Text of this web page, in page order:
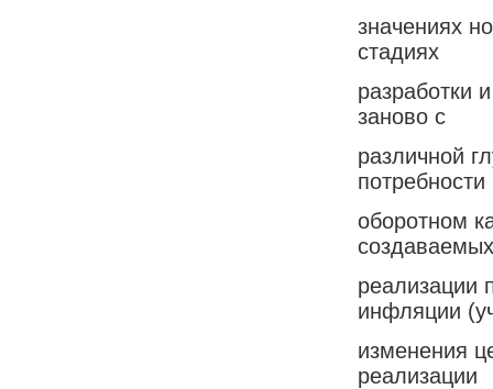
значениях
стадиях
разработки
заново с
различной
потребности
оборотном
реализации
инфляции
изменения
реализации